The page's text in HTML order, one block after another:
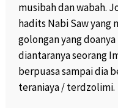
musibah dan wabah.
hadits Nabi Saw yang
golongan yang
diantaranya seorang
berpuasa sampai dia
teraniaya / terdzolimi.